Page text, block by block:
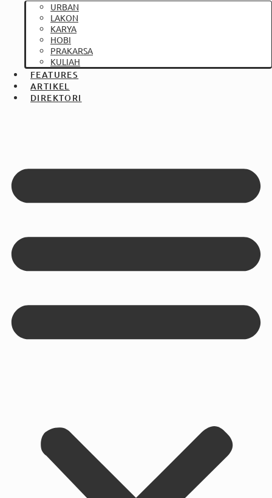
URBAN
LAKON
KARYA
HOBI
PRAKARSA
KULIAH
FEATURES
ARTIKEL
DIREKTORI